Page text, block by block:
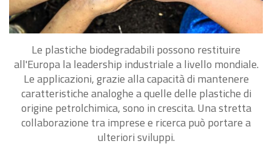
Le plastiche biodegradabili possono restituire
all'Europa la leadership industriale a livello mondiale.
Le applicazioni, grazie alla capacità di mantenere
caratteristiche analoghe a quelle delle plastiche di
origine petrolchimica, sono in crescita. Una stretta
collaborazione tra imprese e ricerca può portare a
ulteriori sviluppi.